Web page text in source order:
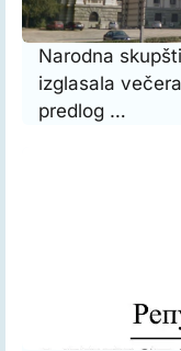
Narodna
izglasala
predlog …
Vraćena
vremena